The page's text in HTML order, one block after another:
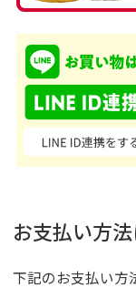
お支払い方
下記のお支払い方